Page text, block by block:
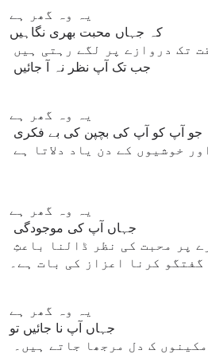
کہ جہاں محبت بھری نگاہیں
تک دروازے پر لگے رہتی ہیں
جب تک آپ نظر نہ آ جائیں
یہ وہ گھر ہے
جو آپ کو آپ کی بچپن کی بے فکری
اور خوشیوں کے دن یاد دلاتا ہے
یہ وہ گھر ہے
جہاں آپ کی موجودگی
کرنا اعزاز کی بات ہے۔
یہ وہ گھر ہے
جہاں آپ نا جائیں تو
ک دل مرجھا جاتے ہیں۔